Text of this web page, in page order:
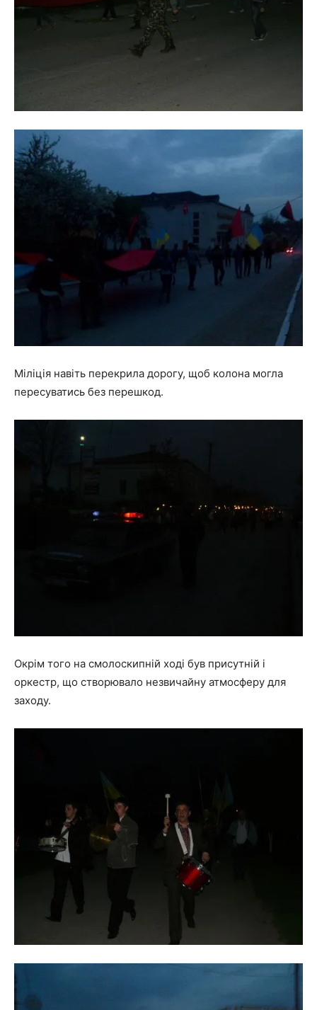
Міліція навіть перекрила дорогу, щоб колона могла
пересуватись без перешкод.
Окрім того на смолоскипній ході був присутній і
оркестр, що створювало незвичайну атмосферу для
заходу.